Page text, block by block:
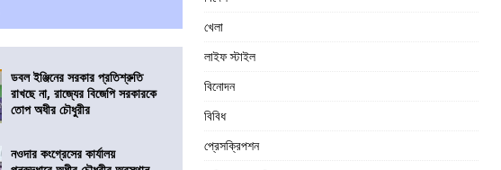
ডবল ইঞ্জিনের সরকার প্রতিশ্রুতি
রাখছে না, রাজ্যের বিজেপি সরকারকে
তোপ অধীর চৌধুরীর
নওদার কংগ্রেসের কার্যালয়
খেলা
লাইফ স্টাইল
বিনোদন
বিবিধ
প্রেসক্রিপশন